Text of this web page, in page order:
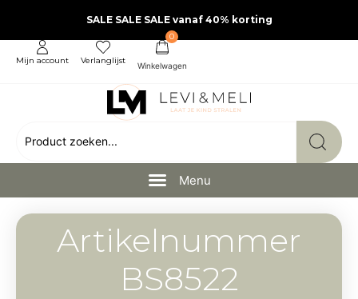
SALE SALE SALE vanaf 40% korting
Mijn account Verlanglijst
0
Artikelnummer
BS8522